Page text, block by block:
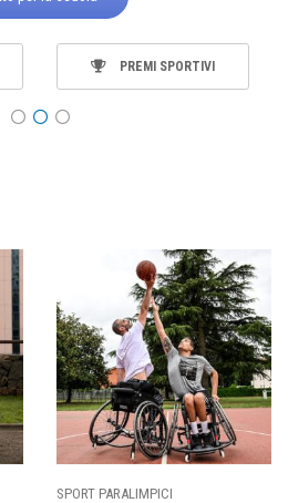
PREMI SPORTIVI
CALCIO